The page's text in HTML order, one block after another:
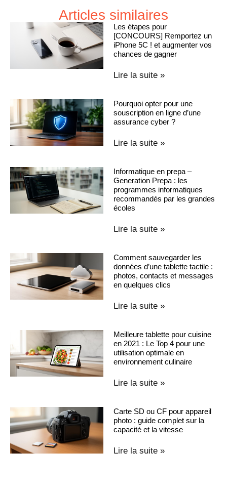
Articles similaires
Les étapes pour
[CONCOURS] Remportez un
iPhone 5C ! et augmenter vos
chances de gagner
Lire la suite »
Pourquoi opter pour une
souscription en ligne d’une
assurance cyber ?
Lire la suite »
Informatique en prepa –
Generation Prepa : les
programmes informatiques
recommandés par les grandes
écoles
Lire la suite »
Comment sauvegarder les
données d’une tablette tactile :
photos, contacts et messages
en quelques clics
Lire la suite »
Meilleure tablette pour cuisine
en 2021 : Le Top 4 pour une
utilisation optimale en
environnement culinaire
Lire la suite »
Carte SD ou CF pour appareil
photo : guide complet sur la
capacité et la vitesse
Lire la suite »